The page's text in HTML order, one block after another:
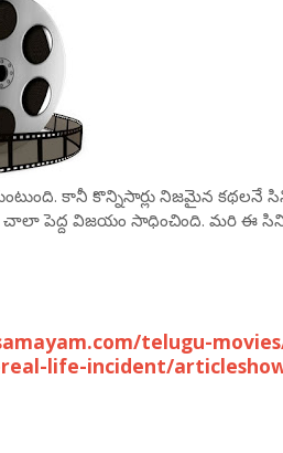
కానీ కొన్నిసార్లు నిజమైన
పెద్ద విజయం సాధించింది. మరి ఈ
telugu-
life-incident/